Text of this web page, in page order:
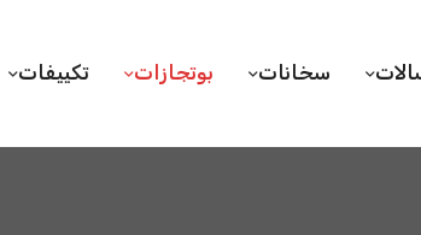
سخانات بوتجازات تكييفات